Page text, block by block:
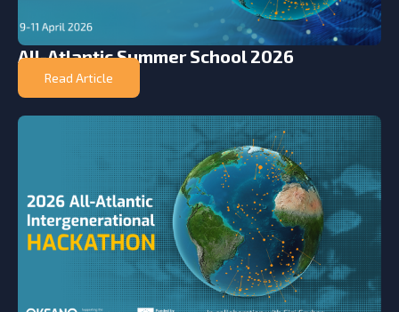
All-Atlantic Summer School 2026
Read Article